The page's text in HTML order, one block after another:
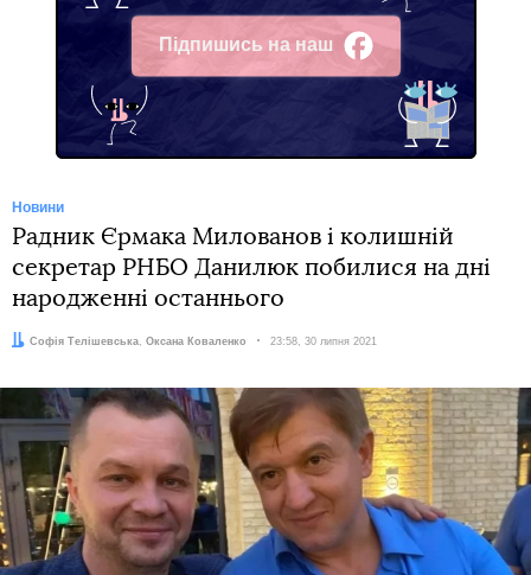
Підпишись на наш
Facebook
Новини
Радник Єрмака Милованов і колишній
секретар РНБО Данилюк побилися на дні
народженні останнього
Автори:
Софія Телішевська Оксана Коваленко Дата:
23:58, 30 липня 2021